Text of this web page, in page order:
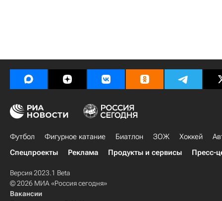
Футбол Фигурное катание Биатлон ЗОЖ Хоккей
Спецпроекты
Реклама Продукты и сервисы Пресс-
Версия 2023.1 Beta
© 2026 МИА «Россия сегодня»
Вакансии